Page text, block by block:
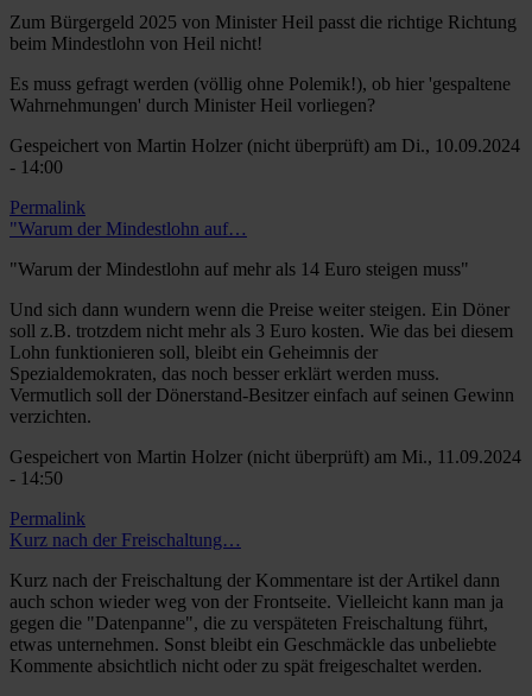
Zum Bürgergeld 2025 von Minister Heil passt die richtige Richtung
beim Mindestlohn von Heil nicht!
Es muss gefragt werden (völlig ohne Polemik!), ob hier 'gespaltene
Wahrnehmungen' durch Minister Heil vorliegen?
Gespeichert von Martin Holzer (nicht überprüft) am Di., 10.09.2024
- 14:00
Permalink
"Warum der Mindestlohn auf…
"Warum der Mindestlohn auf mehr als 14 Euro steigen muss"
Und sich dann wundern wenn die Preise weiter steigen. Ein Döner
soll z.B. trotzdem nicht mehr als 3 Euro kosten. Wie das bei diesem
Lohn funktionieren soll, bleibt ein Geheimnis der
Spezialdemokraten, das noch besser erklärt werden muss.
Vermutlich soll der Dönerstand-Besitzer einfach auf seinen Gewinn
verzichten.
Gespeichert von Martin Holzer (nicht überprüft) am Mi., 11.09.2024
- 14:50
Permalink
Kurz nach der Freischaltung…
Kurz nach der Freischaltung der Kommentare ist der Artikel dann
auch schon wieder weg von der Frontseite. Vielleicht kann man ja
gegen die "Datenpanne", die zu verspäteten Freischaltung führt,
etwas unternehmen. Sonst bleibt ein Geschmäckle das unbeliebte
Kommente absichtlich nicht oder zu spät freigeschaltet werden.